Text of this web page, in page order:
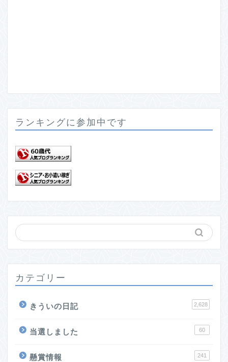
ランキングに参加中です
カテゴリー
きういの日記 2,628
当選しました 60
懸賞情報 241